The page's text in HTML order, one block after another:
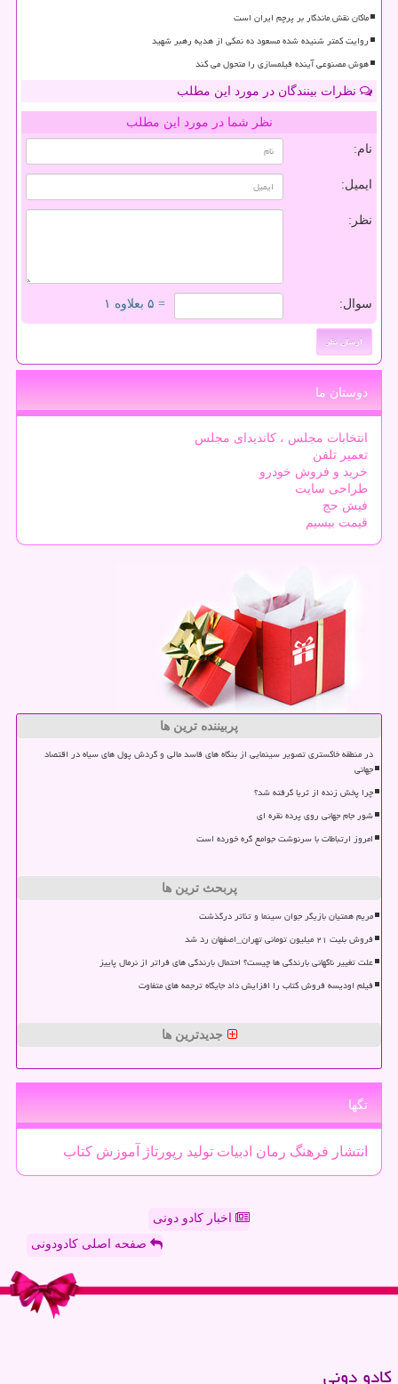
ماکان نقش ماندگار بر پرچم ایران است
روایت کمتر شنیده شده مسعود ده نمکی از هدیه رهبر شهید
هوش مصنوعی آینده فیلمسازی را متحول می کند
نظرات بینندگان در مورد این مطلب
نظر شما در مورد این مطلب
نام:
ایمیل:
نظر:
سوال: = ۵ بعلاوه ۱
دوستان ما
انتخابات مجلس ، کاندیدای مجلس
تعمیر تلفن
خرید و فروش خودرو
طراحی سایت
فیش حج
قیمت بیسیم
پربیننده ترین ها
در منطقه خاکستری تصویر سینمایی از بنگاه های فاسد مالی و گردش پول های سیاه در اقتصاد
جهانی
چرا پخش زنده از ثریا گرفته شد؟
شور جام جهانی روی پرده نقره ای
امروز ارتباطات با سرنوشت جوامع گره خورده است
پربحث ترین ها
مریم همتیان بازیگر جوان سینما و تئاتر درگذشت
فروش بلیت ۲۱ میلیون تومانی تهران_اصفهان رد شد
علت تغییر ناگهانی بارندگی ها چیست؟ احتمال بارندگی های فراتر از نرمال پاییز
فیلم اودیسه فروش کتاب را افزایش داد جایگاه ترجمه های متفاوت
جدیدترین ها
تگها
انتشار فرهنگ رمان ادبیات تولید رپورتاژ آموزش كتاب
اخبار کادو دونی
صفحه اصلی کادودونی
كادو دونی